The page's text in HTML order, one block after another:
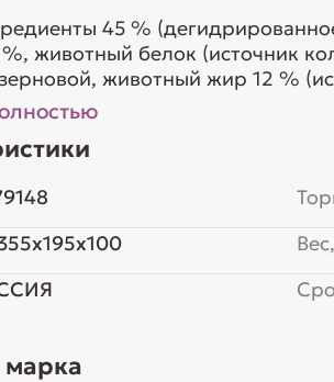
45 %
животный белок (источник
животный жир 12 %
гидролизованный животный
рыб...
марка